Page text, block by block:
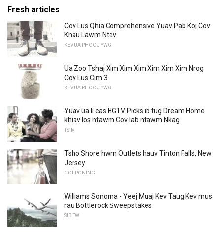
Fresh articles
Cov Lus Qhia Comprehensive Yuav Pab Koj Cov
Khau Lawm Ntev
KEV UA PHOOJ YWG
Ua Zoo Tshaj Xim Xim Xim Xim Xim Xim Nrog
Cov Lus Cim 3
KEV UA PHOOJ YWG
Yuav ua li cas HGTV Picks ib tug Dream Home
khiav los ntawm Cov lab ntawm Nkag
TSIM
Tsho Shore hwm Outlets hauv Tinton Falls, New
Jersey
COUPONING
Williams Sonoma - Yeej Muaj Kev Taug Kev mus
rau Bottlerock Sweepstakes
SIB TW